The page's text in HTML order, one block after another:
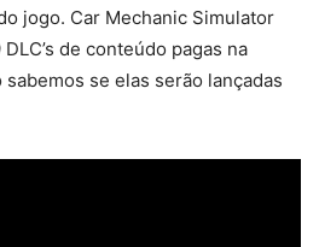
jogo. Car Mechanic Simulator
de conteúdo pagas na
se elas serão lançadas